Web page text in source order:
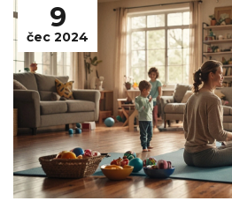
9
čec 2024